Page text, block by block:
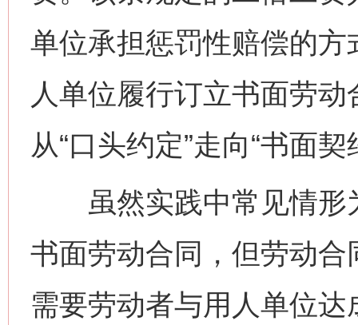
单位承担惩罚性赔偿的
人单位履行订立书面劳
从“口头约定”走向“书面契
虽然实践中常见情形
书面劳动合同，但劳动
需要劳动者与用人单位